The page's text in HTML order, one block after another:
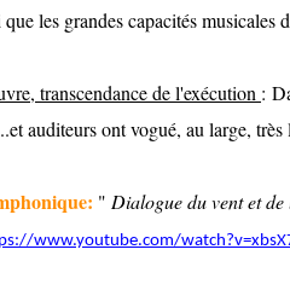
les grandes capacités musicales
transcendancede l'exécution :
auditeurs ont vogué, au large,
" Dialogue du vent et
www.youtube.com/